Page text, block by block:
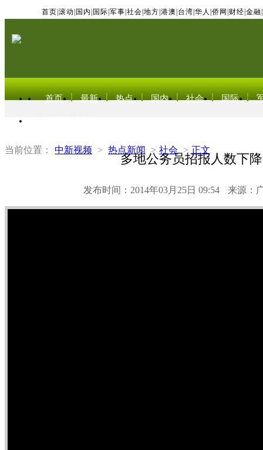
首页 滚动 国内 国际 军事 社会 地方 港澳 台湾 华人 侨网 财经 金融
首页 最新 热点 国内 社会 国际
当前位置： 中新视频 > 热点新闻 > 社会 > 正文
多地公务员招报人数下降
发布时间：2014年03月25日 09:54 来源：